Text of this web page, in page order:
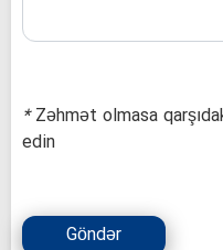
*Zəhmət olmasa
edin
Göndər